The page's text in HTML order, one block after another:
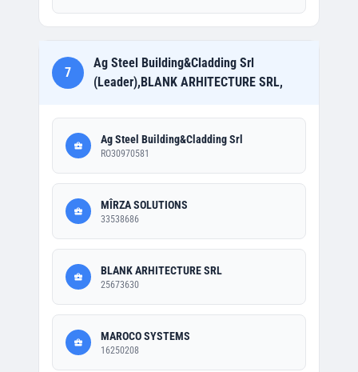
7
Ag Steel Building&Cladding Srl
(Leader),BLANK ARHITECTURE SRL,
Ag Steel Building&Cladding Srl
RO30970581
MÎRZA SOLUTIONS
33538686
BLANK ARHITECTURE SRL
25673630
MAROCO SYSTEMS
16250208